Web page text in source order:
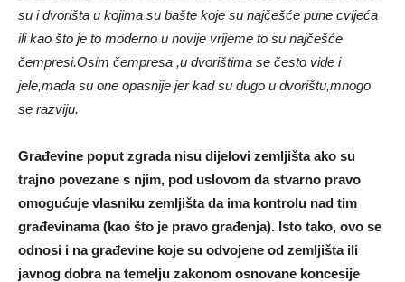
su i dvorišta u kojima su bašte koje su najčešće pune cvijeća
ili kao što je to moderno u novije vrijeme to su najčešće
čempresi.Osim čempresa ,u dvorištima se često vide i
jele,mada su one opasnije jer kad su dugo u dvorištu,mnogo
se razviju.
Građevine poput zgrada nisu dijelovi zemljišta ako su
trajno povezane s njim, pod uslovom da stvarno pravo
omogućuje vlasniku zemljišta da ima kontrolu nad tim
građevinama (kao što je pravo građenja). Isto tako, ovo se
odnosi i na građevine koje su odvojene od zemljišta ili
javnog dobra na temelju zakonom osnovane koncesije